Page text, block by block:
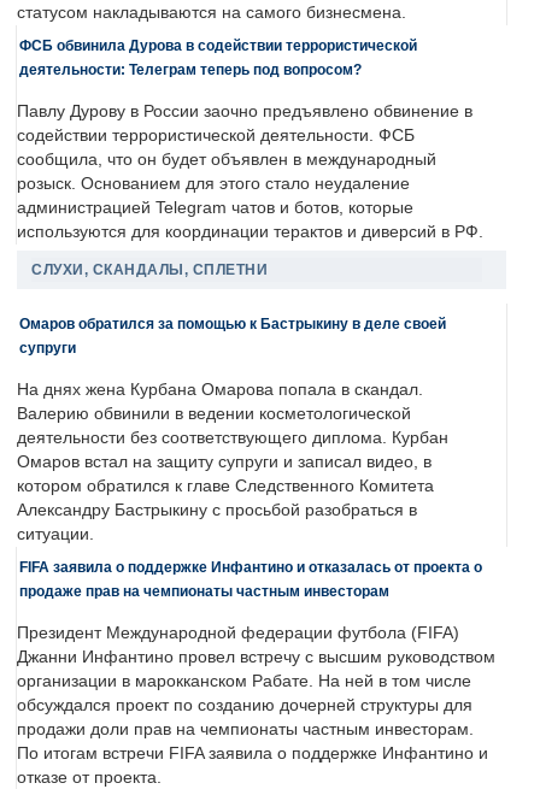
статусом накладываются на самого бизнесмена.
ФСБ обвинила Дурова в содействии террористической
деятельности: Телеграм теперь под вопросом?
Павлу Дурову в России заочно предъявлено обвинение в
содействии террористической деятельности. ФСБ
сообщила, что он будет объявлен в международный
розыск. Основанием для этого стало неудаление
администрацией Telegram чатов и ботов, которые
используются для координации терактов и диверсий в РФ.
СЛУХИ, СКАНДАЛЫ, СПЛЕТНИ
Омаров обратился за помощью к Бастрыкину в деле своей
супруги
На днях жена Курбана Омарова попала в скандал.
Валерию обвинили в ведении косметологической
деятельности без соответствующего диплома. Курбан
Омаров встал на защиту супруги и записал видео, в
котором обратился к главе Следственного Комитета
Александру Бастрыкину с просьбой разобраться в
ситуации.
FIFA заявила о поддержке Инфантино и отказалась от проекта о
продаже прав на чемпионаты частным инвесторам
Президент Международной федерации футбола (FIFA)
Джанни Инфантино провел встречу с высшим руководством
организации в марокканском Рабате. На ней в том числе
обсуждался проект по созданию дочерней структуры для
продажи доли прав на чемпионаты частным инвесторам.
По итогам встречи FIFA заявила о поддержке Инфантино и
отказе от проекта.